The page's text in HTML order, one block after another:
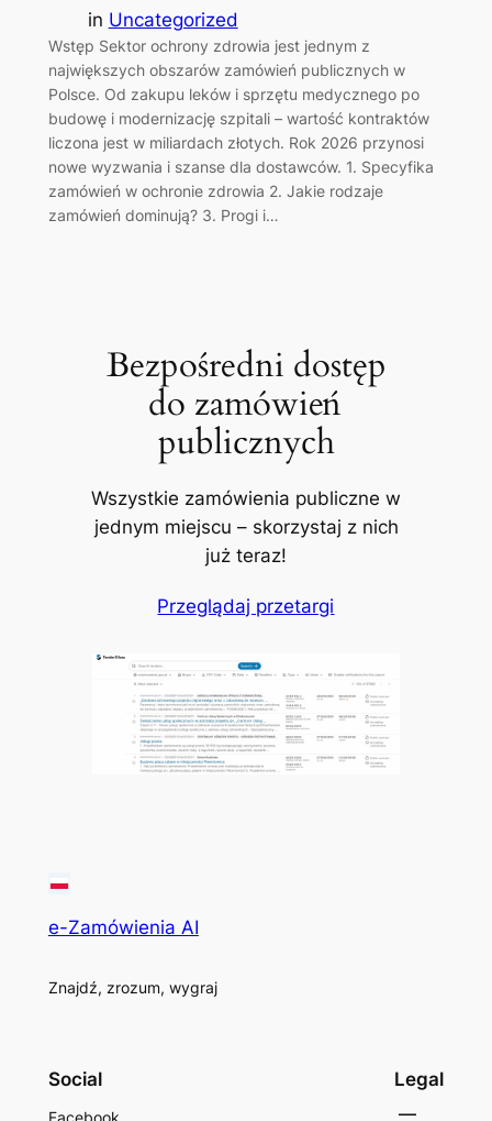
in Uncategorized
Wstęp Sektor ochrony zdrowia jest jednym z
największych obszarów zamówień publicznych w
Polsce. Od zakupu leków i sprzętu medycznego po
budowę i modernizację szpitali – wartość kontraktów
liczona jest w miliardach złotych. Rok 2026 przynosi
nowe wyzwania i szanse dla dostawców. 1. Specyfika
zamówień w ochronie zdrowia 2. Jakie rodzaje
zamówień dominują? 3. Progi i…
Bezpośredni dostęp
do zamówień
publicznych
Wszystkie zamówienia publiczne w
jednym miejscu – skorzystaj z nich
już teraz!
Przeglądaj przetargi
e-Zamówienia AI
Znajdź, zrozum, wygraj
Social
Facebook
Legal